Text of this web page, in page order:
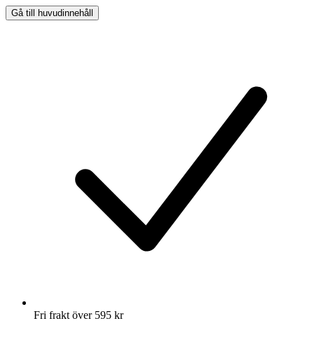
Gå till huvudinnehåll
Fri frakt över 595 kr